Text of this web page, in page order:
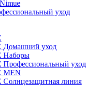
уход
Домашний уход
Наборы
уход
MEN
линия